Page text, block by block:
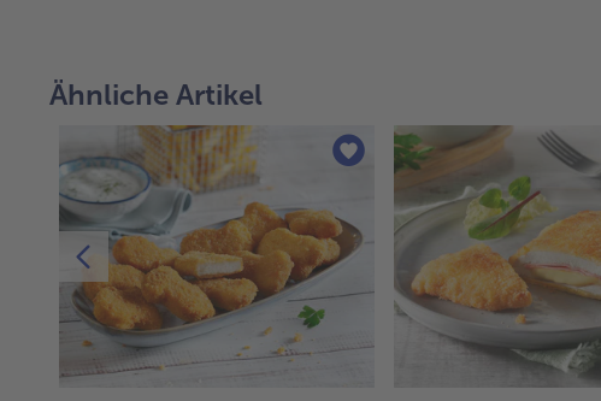
Ähnliche Artikel